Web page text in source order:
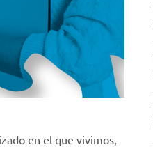
en el que vivimos,